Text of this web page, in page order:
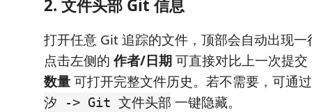
2. 文件头部 Git 信息
打开任意 Git 追踪的文件，顶部会自动出现
点击左侧的作者/日期可直接对比上一次提
数量可打开完整文件历史。若不需要，可通
汐 -> Git 文件头部 一键隐藏。